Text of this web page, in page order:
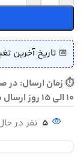
📅 تاریخ آخرین
10 الی 15 روز ارسال می گردد
5 نفر در